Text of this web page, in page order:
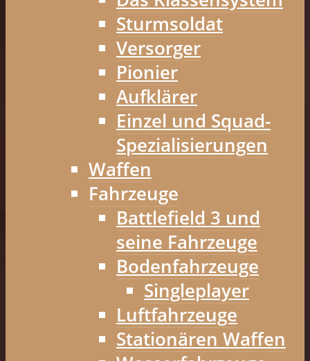
Sturmsoldat
Versorger
Pionier
Aufklärer
Einzel und Squad-
Spezialisierungen
Waffen
Fahrzeuge
Battlefield 3 und
seine Fahrzeuge
Bodenfahrzeuge
Singleplayer
Luftfahrzeuge
Stationären Waffen